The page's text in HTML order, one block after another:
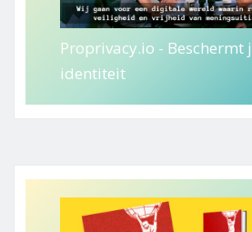
Proprivacy.io -
identiteit